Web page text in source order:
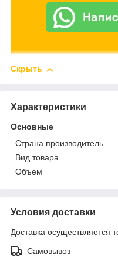
Скрыть
Характеристики
Основные
Страна производитель
Вид товара
Объем
Условия доставки
Доставка осуществляется
Самовывоз